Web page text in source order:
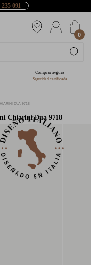
235 091
0
Comprar segura
Seguridad certificada
DUA 9718
Chiarini Dua 9718